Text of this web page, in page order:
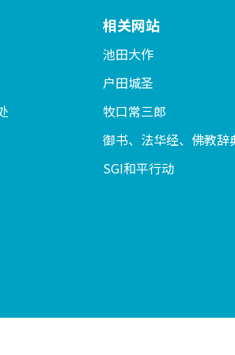
相关网站
池田大作
户田城圣
牧口常三郎
御书、法华经、佛教辞
SGI和平行动